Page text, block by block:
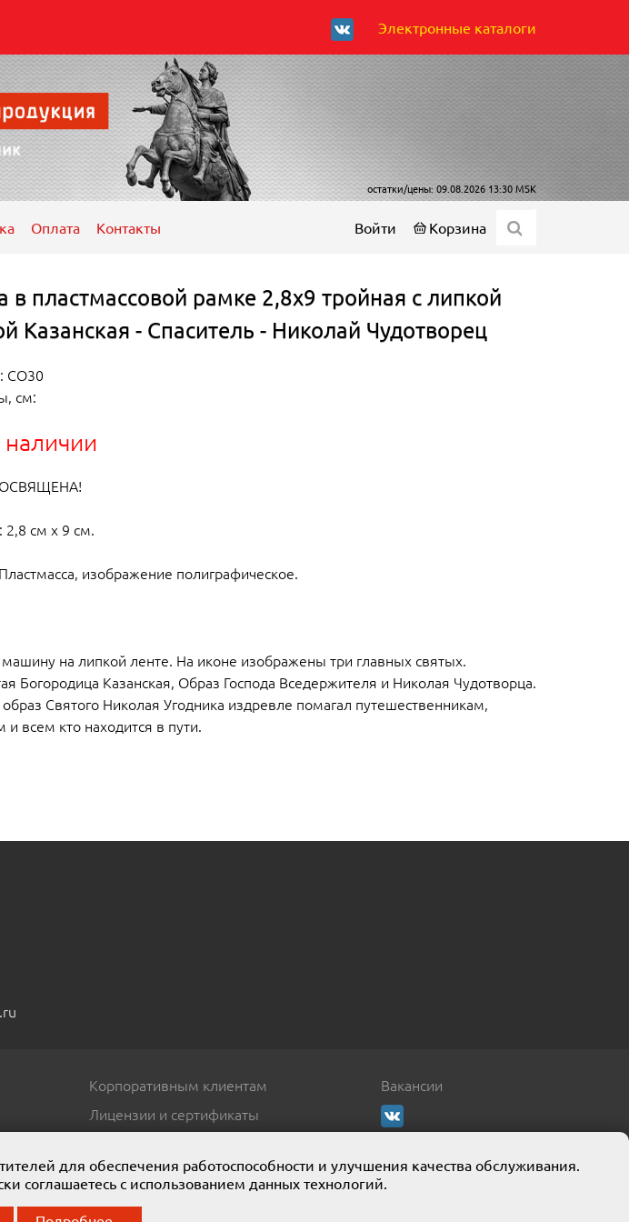
Электронные каталоги
остатки/цены: 09.08.2026 13:30 MSK
Войти Корзина
Оплата Контакты
в пластмассовой рамке 2,8х9 тройная с липкой
Казанская - Спаситель - Николай Чудотворец
СО30
см:
наличии
см х 9 см.
изображение полиграфическое.
на липкой ленте. На иконе изображены три главных святых.
Богородица Казанская, Образ Господа Вседержителя и Николая Чудотворца.
Святого Николая Угодника издревле помагал путешественникам,
и всем кто находится в пути.
Корпоративным клиентам
Лицензии и сертификаты
Вакансии
полиграфической продукции собственного производства.
для обеспечения работоспособности и улучшения качества обслуживания.
соглашаетесь с использованием данных технологий.